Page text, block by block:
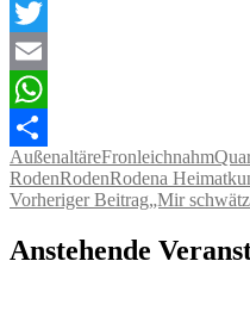
Facebook
Twitter
Email
WhatsApp
Teilen
AußenaltäreFronleichnahm
RodenRodenRodena
Beitragsnavigation
Vorheriger Beitrag„Mir
Anstehende